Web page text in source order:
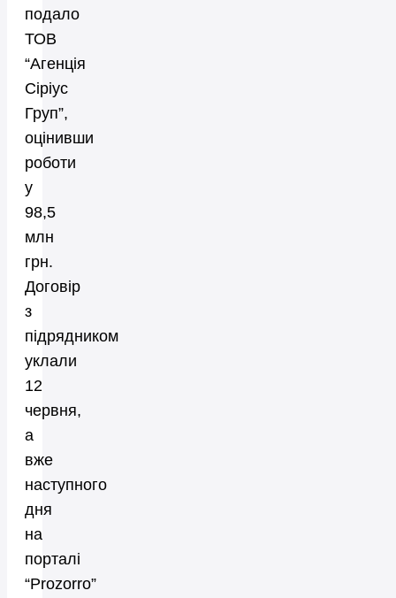
подало
ТОВ
“Агенція
Сіріус
Груп”,
оцінивши
роботи
у
98,5
млн
грн.
Договір
з
підрядником
уклали
12
червня,
а
вже
наступного
дня
на
порталі
“Prozorro”